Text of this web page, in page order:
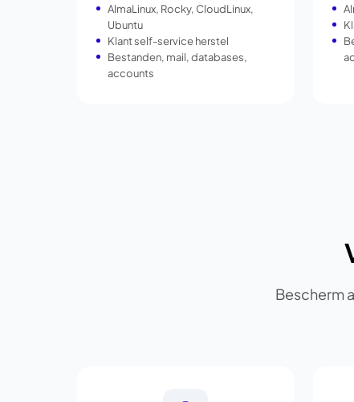
AlmaLinux, Rocky, CloudLinux,
Ubuntu
Klant self-service herstel
Bestanden, mail, databases,
accounts
Bescherm